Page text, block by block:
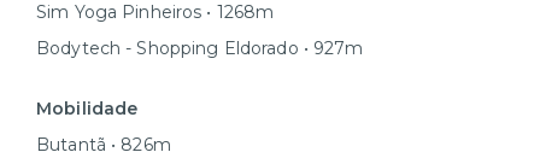
Sim Yoga Pinheiros • 1268m
Bodytech - Shopping Eldorado • 927m
Mobilidade
Butantã • 826m